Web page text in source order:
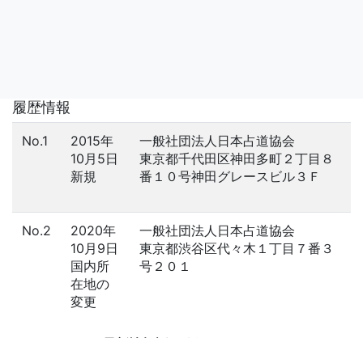
履歴情報
No.1
2015年
10月5日
新規
一般社団法人日本占道協会
東京都千代田区神田多町２丁目８
番１０号神田グレースビル３Ｆ
No.2
2020年
10月9日
国内所
在地の
変更
一般社団法人日本占道協会
東京都渋谷区代々木１丁目７番３
号２０１